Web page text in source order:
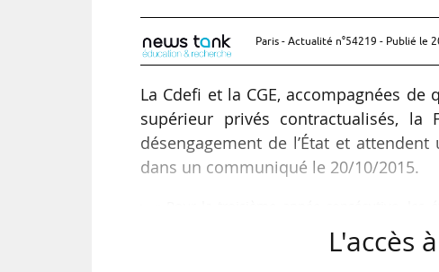
Paris - Actualité n°54219 - Publié le
La Cdefi et la CGE, accompagnées de
supérieur privés contractualisés, la
désengagement de l’État et
dans un communiqué le 20/10/2015.
1 % en 2015 s’ajoute à la diminution de
L'accès